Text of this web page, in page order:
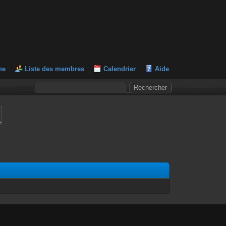
Liste des membres Calendrier Aide